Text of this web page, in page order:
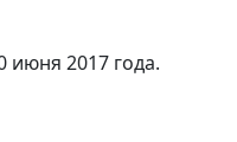
июня 2017 года.